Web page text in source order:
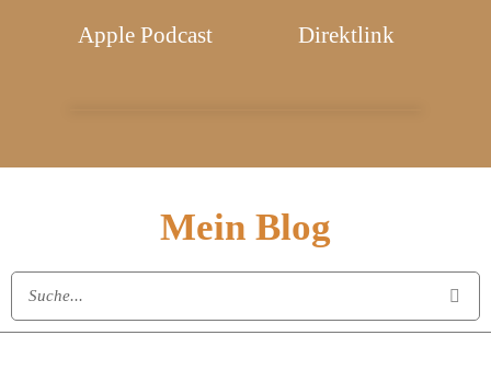
Apple Podcast Direktlink
Mein Blog